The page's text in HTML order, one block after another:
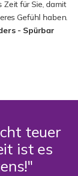
für Sie, damit
Gefühl haben.
- Spürbar
teuer
ist es